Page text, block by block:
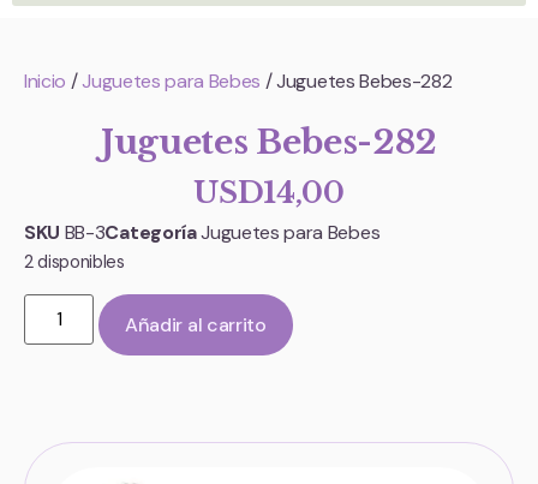
Inicio /Juguetes para Bebes / Juguetes Bebes-282
Juguetes Bebes-282
USD14,00
SKU BB-3CategoríaJuguetes para Bebes
2 disponibles
Añadir al carrito